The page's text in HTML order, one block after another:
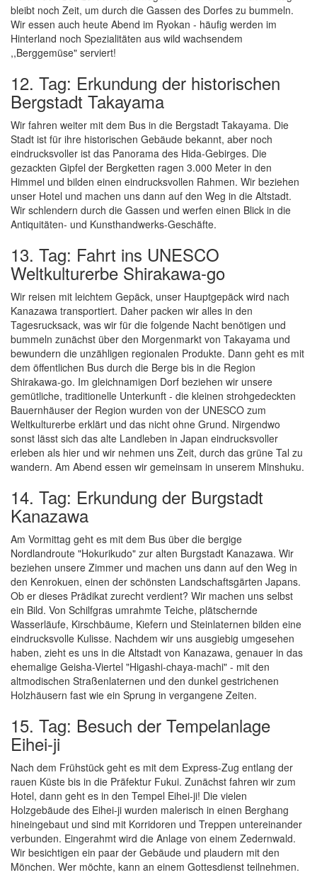
bleibt noch Zeit, um durch die Gassen des Dorfes zu bummeln.
Wir essen auch heute Abend im Ryokan - häufig werden im
Hinterland noch Spezialitäten aus wild wachsendem
,,Berggemüse" serviert!
12. Tag: Erkundung der historischen
Bergstadt Takayama
Wir fahren weiter mit dem Bus in die Bergstadt Takayama. Die
Stadt ist für ihre historischen Gebäude bekannt, aber noch
eindrucksvoller ist das Panorama des Hida-Gebirges. Die
gezackten Gipfel der Bergketten ragen 3.000 Meter in den
Himmel und bilden einen eindrucksvollen Rahmen. Wir beziehen
unser Hotel und machen uns dann auf den Weg in die Altstadt.
Wir schlendern durch die Gassen und werfen einen Blick in die
Antiquitäten- und Kunsthandwerks-Geschäfte.
13. Tag: Fahrt ins UNESCO
Weltkulturerbe Shirakawa-go
Wir reisen mit leichtem Gepäck, unser Hauptgepäck wird nach
Kanazawa transportiert. Daher packen wir alles in den
Tagesrucksack, was wir für die folgende Nacht benötigen und
bummeln zunächst über den Morgenmarkt von Takayama und
bewundern die unzähligen regionalen Produkte. Dann geht es mit
dem öffentlichen Bus durch die Berge bis in die Region
Shirakawa-go. Im gleichnamigen Dorf beziehen wir unsere
gemütliche, traditionelle Unterkunft - die kleinen strohgedeckten
Bauernhäuser der Region wurden von der UNESCO zum
Weltkulturerbe erklärt und das nicht ohne Grund. Nirgendwo
sonst lässt sich das alte Landleben in Japan eindrucksvoller
erleben als hier und wir nehmen uns Zeit, durch das grüne Tal zu
wandern. Am Abend essen wir gemeinsam in unserem Minshuku.
14. Tag: Erkundung der Burgstadt
Kanazawa
Am Vormittag geht es mit dem Bus über die bergige
Nordlandroute "Hokurikudo" zur alten Burgstadt Kanazawa. Wir
beziehen unsere Zimmer und machen uns dann auf den Weg in
den Kenrokuen, einen der schönsten Landschaftsgärten Japans.
Ob er dieses Prädikat zurecht verdient? Wir machen uns selbst
ein Bild. Von Schilfgras umrahmte Teiche, plätschernde
Wasserläufe, Kirschbäume, Kiefern und Steinlaternen bilden eine
eindrucksvolle Kulisse. Nachdem wir uns ausgiebig umgesehen
haben, zieht es uns in die Altstadt von Kanazawa, genauer in das
ehemalige Geisha-Viertel "Higashi-chaya-machi" - mit den
altmodischen Straßenlaternen und den dunkel gestrichenen
Holzhäusern fast wie ein Sprung in vergangene Zeiten.
15. Tag: Besuch der Tempelanlage
Eihei-ji
Nach dem Frühstück geht es mit dem Express-Zug entlang der
rauen Küste bis in die Präfektur Fukui. Zunächst fahren wir zum
Hotel, dann geht es in den Tempel Eihei-ji! Die vielen
Holzgebäude des Eihei-ji wurden malerisch in einen Berghang
hineingebaut und sind mit Korridoren und Treppen untereinander
verbunden. Eingerahmt wird die Anlage von einem Zedernwald.
Wir besichtigen ein paar der Gebäude und plaudern mit den
Mönchen. Wer möchte, kann an einem Gottesdienst teilnehmen.